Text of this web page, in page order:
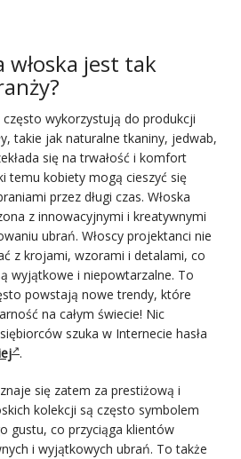
włoska jest tak
wykorzystują do produkcji
takie jak naturalne tkaniny, jedwab,
się na trwałość i komfort
temu kobiety mogą cieszyć się
przez długi czas. Włoska
z innowacyjnymi i kreatywnymi
ubrań. Włoscy projektanci nie
z krojami, wzorami i detalami, co
wyjątkowe i niepowtarzalne. To
powstają nowe trendy, które
na całym świecie! Nic
szuka w Internecie hasła
.
się zatem za prestiżową i
kolekcji są często symbolem
gustu, co przyciąga klientów
i wyjątkowych ubrań. To także